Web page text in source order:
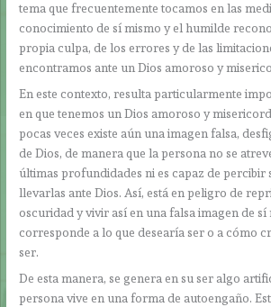
tema que frecuentemente tocamos en las
conocimiento de sí mismo y el humilde
propia culpa, de los errores y de las
encontramos ante un Dios amoroso y
En este contexto, resulta particularmente
en que tenemos un Dios amoroso y
pocas veces existe aún una imagen falsa,
de Dios, de manera que la persona no se
últimas profundidades ni es capaz de percibir
llevarlas ante Dios. Así, está en peligro de
oscuridad y vivir así en una falsa imagen de sí
corresponde a lo que desearía ser o a cómo
ser.
De esta manera, se genera en su ser algo
persona vive en una forma de autoengaño.